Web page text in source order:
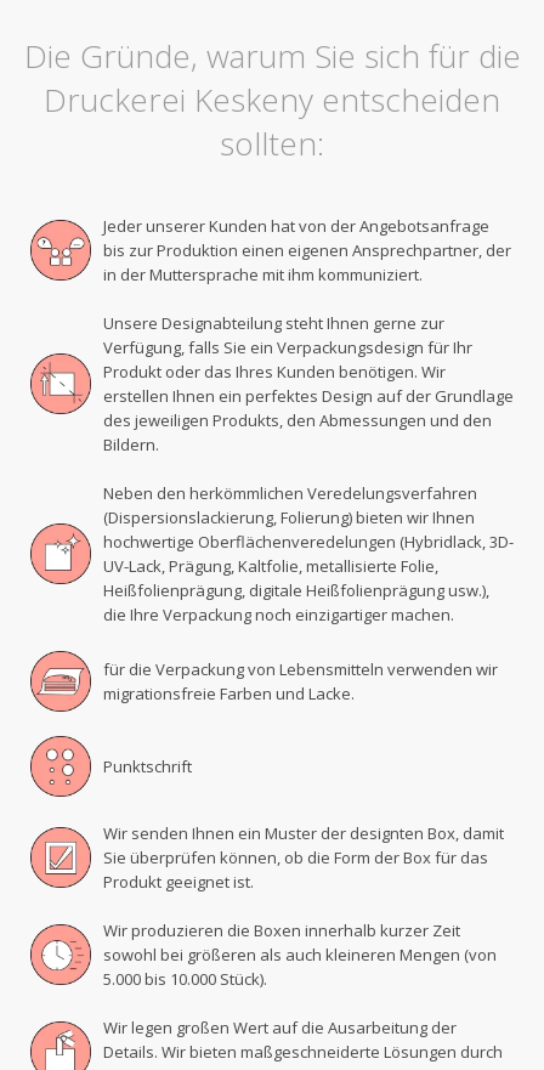
Die Gründe, warum Sie sich für die
Druckerei Keskeny entscheiden
sollten:
Jeder unserer Kunden hat von der Angebotsanfrage
bis zur Produktion einen eigenen Ansprechpartner, der
in der Muttersprache mit ihm kommuniziert.
Unsere Designabteilung steht Ihnen gerne zur
Verfügung, falls Sie ein Verpackungsdesign für Ihr
Produkt oder das Ihres Kunden benötigen. Wir
erstellen Ihnen ein perfektes Design auf der Grundlage
des jeweiligen Produkts, den Abmessungen und den
Bildern.
Neben den herkömmlichen Veredelungsverfahren
(Dispersionslackierung, Folierung) bieten wir Ihnen
hochwertige Oberflächenveredelungen (Hybridlack, 3D-
UV-Lack, Prägung, Kaltfolie, metallisierte Folie,
Heißfolienprägung, digitale Heißfolienprägung usw.),
die Ihre Verpackung noch einzigartiger machen.
für die Verpackung von Lebensmitteln verwenden wir
migrationsfreie Farben und Lacke.
Punktschrift
Wir senden Ihnen ein Muster der designten Box, damit
Sie überprüfen können, ob die Form der Box für das
Produkt geeignet ist.
Wir produzieren die Boxen innerhalb kurzer Zeit
sowohl bei größeren als auch kleineren Mengen (von
5.000 bis 10.000 Stück).
Wir legen großen Wert auf die Ausarbeitung der
Details. Wir bieten maßgeschneiderte Lösungen durch